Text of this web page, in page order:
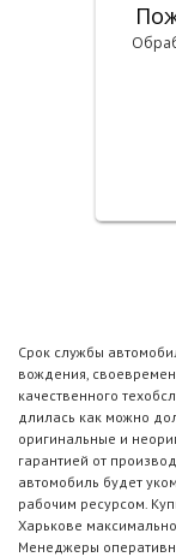
Срок службы
вождения,
качественного
длилась как можно
оригинальные и
гарантией от
автомобиль будет
рабочим ресурсом.
Харькове
Менеджеры